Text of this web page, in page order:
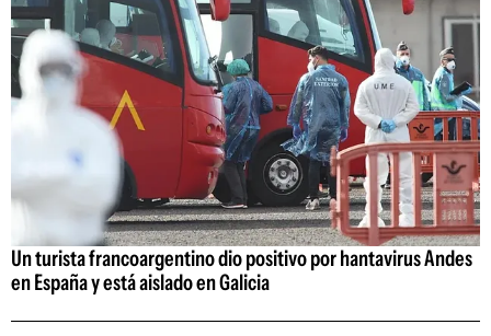
Un turista francoargentino dio positivo por hantavirus Andes
en España y está aislado en Galicia